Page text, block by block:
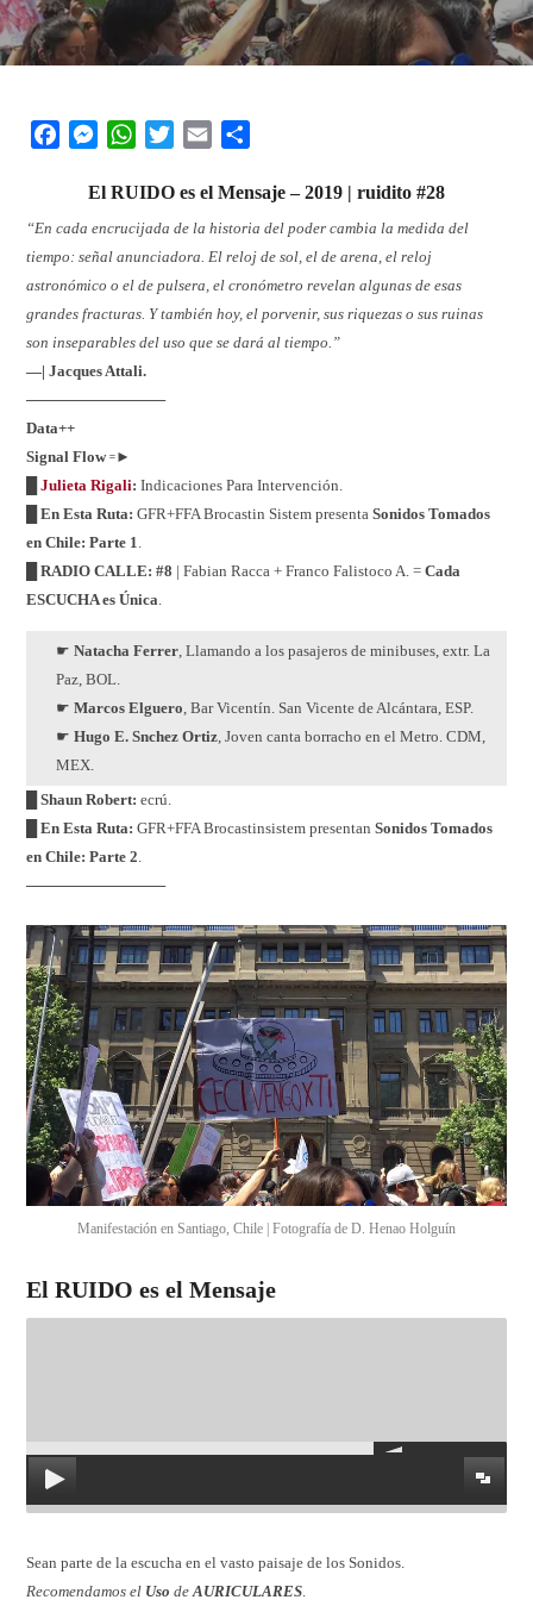
FacebookMessengerWhatsAppTwitterEmail
El RUIDO es el Mensaje – 2019 | ruidito #28
“En cada encrucijada de la historia del poder cambia la medida del
tiempo: señal anunciadora. El reloj de sol, el de arena, el reloj
astronómico o el de pulsera, el cronómetro revelan algunas de esas
grandes fracturas. Y también hoy, el porvenir, sus riquezas o sus ruinas
son inseparables del uso que se dará al tiempo.”
—| Jacques Attali.
─────────────
Data++
Signal Flow꞊►
█Julieta Rigali: Indicaciones Para Intervención.
█ En Esta Ruta: GFR+FFA Brocastin Sistem presentaSonidos Tomados
en Chile: Parte 1
█ RADIO CALLE: #8 | Fabian Racca + Franco Falistoco A. =Cada
ESCUCHA es Única
☛Natacha Ferrer , Llamando a los pasajeros de minibuses, extr. La
Paz, BOL.
☛Marcos Elguero , Bar Vicentín. San Vicente de Alcántara, ESP.
☛Hugo E. Snchez Ortiz , Joven canta borracho en el Metro. CDM,
MEX.
█ Shaun Robert: ecrú.
█ En Esta Ruta: GFR+FFA Brocastinsistem presentanSonidos Tomados
en Chile: Parte 2
─────────────
Manifestación en Santiago, Chile | Fotografía de D. Henao Holguín
El RUIDO es el Mensaje
Sean parte de la escucha en el vasto paisaje de los Sonidos.
Recomendamos el Uso deAURICULARES